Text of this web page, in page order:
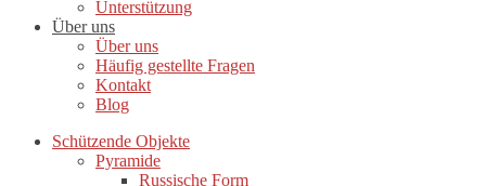
Unterstützung
Über uns
Über uns
Häufig gestellte Fragen
Kontakt
Blog
Schützende Objekte
Pyramide
Russische Form